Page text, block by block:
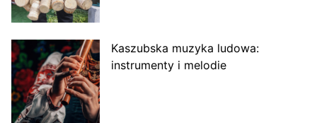
Kaszubska muzyka ludowa:
instrumenty i melodie